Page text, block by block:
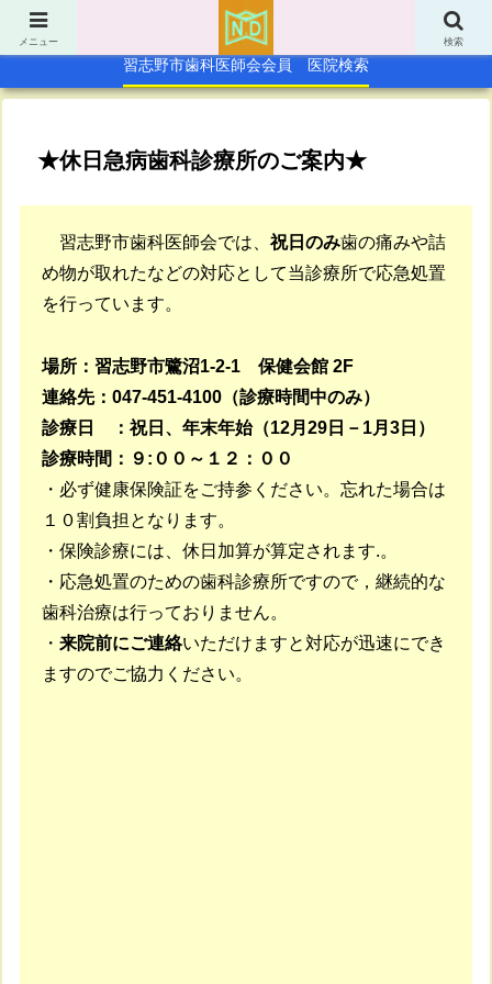
習志野市歯科医師会会員 医院検索
★休日急病歯科診療所のご案内★
習志野市歯科医師会では、祝日のみ歯の痛みや詰
め物が取れたなどの対応として当診療所で応急処置
を行っています。
場所：習志野市鷺沼1-2-1 保健会館 2F
連絡先：047-451-4100 （診療時間中のみ）
診療日 ：祝日、年末年始（12月29日－1月3日）
診療時間：９:００～１２：００
・必ず健康保険証をご持参ください。忘れた場合は
１０割負担となります。
・保険診療には、休日加算が算定されます.。
・応急処置のための歯科診療所ですので，継続的な
歯科治療は行っておりません。
・来院前にご連絡いただけますと対応が迅速にでき
ますのでご協力ください。
メニュー 検索